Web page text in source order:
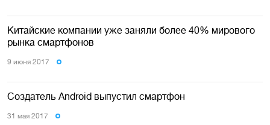
Китайские компании уже заняли более 40% мирового
рынка смартфонов
9 июня 2017
Создатель Android выпустил смартфон
31 мая 2017